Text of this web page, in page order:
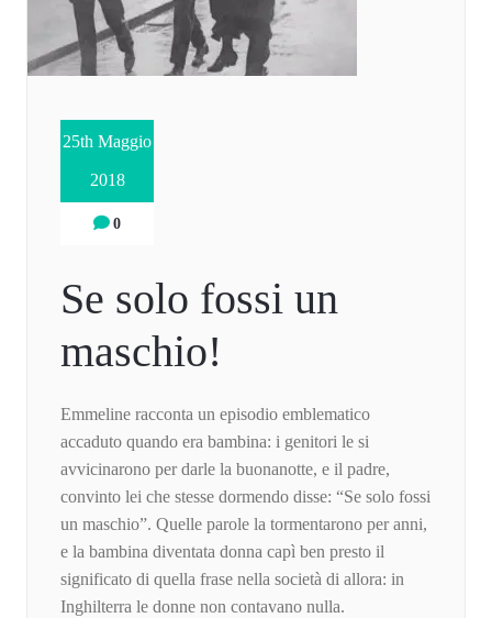
25th Maggio
2018
0
Se solo fossi un
maschio!
Emmeline racconta un episodio emblematico
accaduto quando era bambina: i genitori le si
avvicinarono per darle la buonanotte, e il padre,
convinto lei che stesse dormendo disse: “Se solo fossi
un maschio”. Quelle parole la tormentarono per anni,
e la bambina diventata donna capì ben presto il
significato di quella frase nella società di allora: in
Inghilterra le donne non contavano nulla.